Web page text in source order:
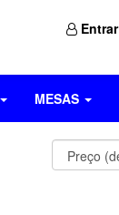
Entrar
MESAS